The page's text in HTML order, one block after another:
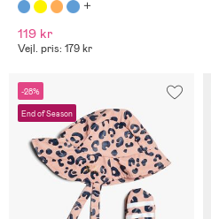
119 kr
Vejl. pris: 179 kr
-28%
End of Season